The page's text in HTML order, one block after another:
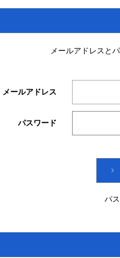
メールアドレスと
メールアドレス
パスワード
パ